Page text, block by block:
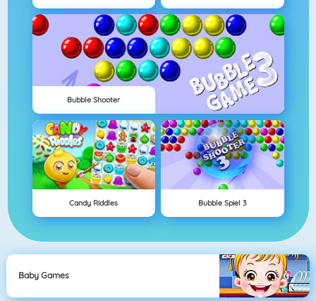
Bubble Shooter
Candy Riddles Bubble Spiel 3
Baby Games